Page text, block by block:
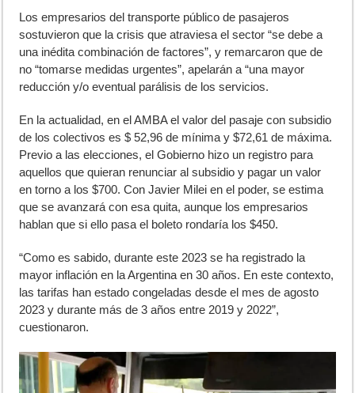
Los empresarios del transporte público de pasajeros
sostuvieron que la crisis que atraviesa el sector “se debe a
una inédita combinación de factores”, y remarcaron que de
no “tomarse medidas urgentes”, apelarán a “una mayor
reducción y/o eventual parálisis de los servicios.
En la actualidad, en el AMBA el valor del pasaje con subsidio
de los colectivos es $ 52,96 de mínima y $72,61 de máxima.
Previo a las elecciones, el Gobierno hizo un registro para
aquellos que quieran renunciar al subsidio y pagar un valor
en torno a los $700. Con Javier Milei en el poder, se estima
que se avanzará con esa quita, aunque los empresarios
hablan que si ello pasa el boleto rondaría los $450.
“Como es sabido, durante este 2023 se ha registrado la
mayor inflación en la Argentina en 30 años. En este contexto,
las tarifas han estado congeladas desde el mes de agosto
2023 y durante más de 3 años entre 2019 y 2022”,
cuestionaron.